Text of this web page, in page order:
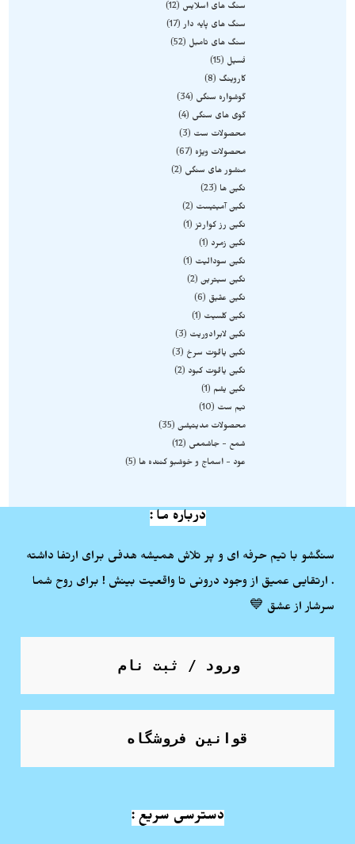
سنگ های اسلایس
12
سنگ های پایه دار 17
سنگ های تامبل
52
فسیل
15
کاروینگ
8
گوشواره سنگی
34
گوی های سنگی
4
محصولات ست
3
محصولات ویژه
67
منشور های سنگی
2
نگین ها
23
نگین آمیتیست
2
نگین رز کوارتز 1
نگین زمرد
1
نگین سودالیت
1
نگین سیترین 2
نگین عقیق
6
نگین کلسیت
1
نگین لابرادوریت
3
نگین یاقوت سرخ
3
نگین یاقوت کبود
2
نگین یشم
1
نیم ست
10
محصولات مدیتیشن 35
شمع - جاشمعی
12
عود - اسماج و خوشبو کننده ها
5
درباره ما :
سنگشو با تیم حرفه ای و پر تلاش همیشه هدفی برای ارتفا داشته
. ارتقایی عمیق از وجود درونی تا واقعیت بینش ! برای روح شما
سرشار از عشق 💙
ورود / ثبت نام
قوانین فروشگاه
دسترسی سریع :